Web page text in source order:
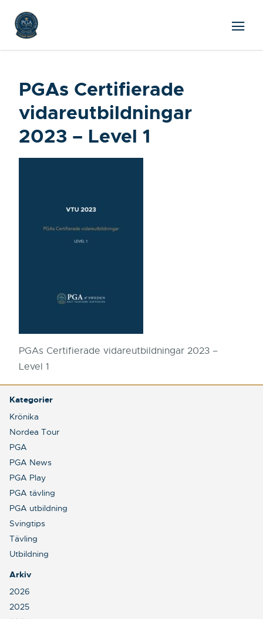
PGAs Certifierade
vidareutbildningar
2023 – Level 1
PGAs Certifierade vidareutbildningar 2023 –
Level 1
Kategorier
Krönika
Nordea Tour
PGA
PGA News
PGA Play
PGA tävling
PGA utbildning
Svingtips
Tävling
Utbildning
Arkiv
2026
2025